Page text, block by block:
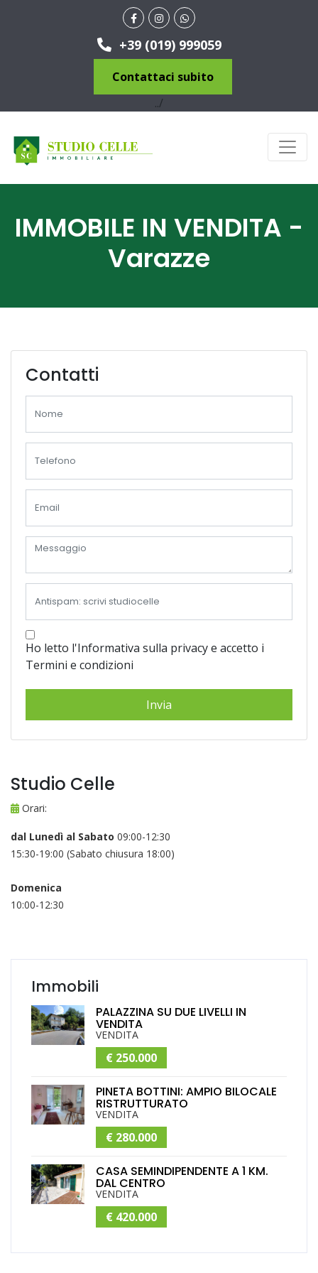
+39 (019) 999059
Contattaci subito
../
IMMOBILE IN VENDITA -
Varazze
Contatti
Ho letto l'Informativa sulla privacy e accetto i
Termini e condizioni
Studio Celle
Orari:
dal Lunedì al Sabato 09:00-12:30
15:30-19:00 (Sabato chiusura 18:00)
Domenica
10:00-12:30
Immobili
PALAZZINA SU DUE LIVELLI IN
VENDITA
VENDITA
€ 250.000
PINETA BOTTINI: AMPIO BILOCALE
RISTRUTTURATO
VENDITA
€ 280.000
CASA SEMINDIPENDENTE A 1 KM.
DAL CENTRO
VENDITA
€ 420.000